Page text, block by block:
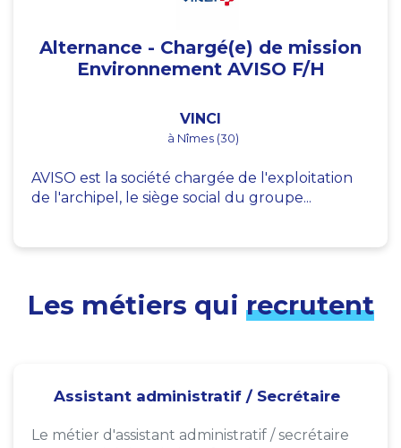
Alternance - Chargé(e) de mission
Environnement AVISO F/H
VINCI
à Nîmes (30)
AVISO est la société chargée de l'exploitation
de l'archipel, le siège social du groupe...
Les métiers qui recrutent
Assistant administratif / Secrétaire
Le métier d'assistant administratif / secrétaire